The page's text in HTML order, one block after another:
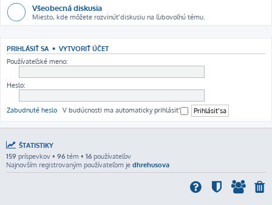
Všeobecná diskusia
Miesto, kde môžete rozvinúť diskusiu na ľubovoľnú tému.
PRIHLÁSIŤ SA • VYTVORIŤ ÚČET
Používateľské meno:
Heslo:
Zabudnuté heslo V budúcnosti ma automaticky prihlásiť
ŠTATISTIKY
159 príspevkov • 96 tém • 16 používateľov
Najnovším registrovaným používateľom je dhrehusova